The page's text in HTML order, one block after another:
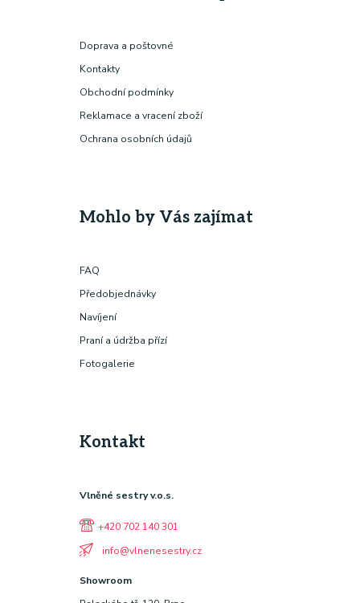
Doprava a poštovné
Kontakty
Obchodní podmínky
Reklamace a vracení zboží
Ochrana osobních údajů
Mohlo by Vás zajímat
FAQ
Předobjednávky
Navíjení
Praní a údržba přízí
Fotogalerie
Kontakt
Vlněné sestry v.o.s.
+420 702 140 301
info@vlnenesestry.cz
Showroom